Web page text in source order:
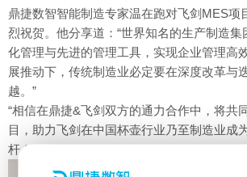
鼎捷数智智能制造专家温在跑对飞剑MES项
烈祝贺。他分享道：“世界知名的生产制造
化管理与先进的管理工具，实现企业管理高
展推动下，传统制造业必定要在深度改革与
越。”
“相信在鼎捷&飞剑双方的通力合作中，将共
目，助力飞剑在中国杯壶行业乃至制造业成
杆！